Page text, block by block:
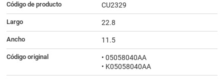
Código de producto CU2329
Largo 22.8
Ancho 11.5
Código original
• 05058040AA
• K05058040AA